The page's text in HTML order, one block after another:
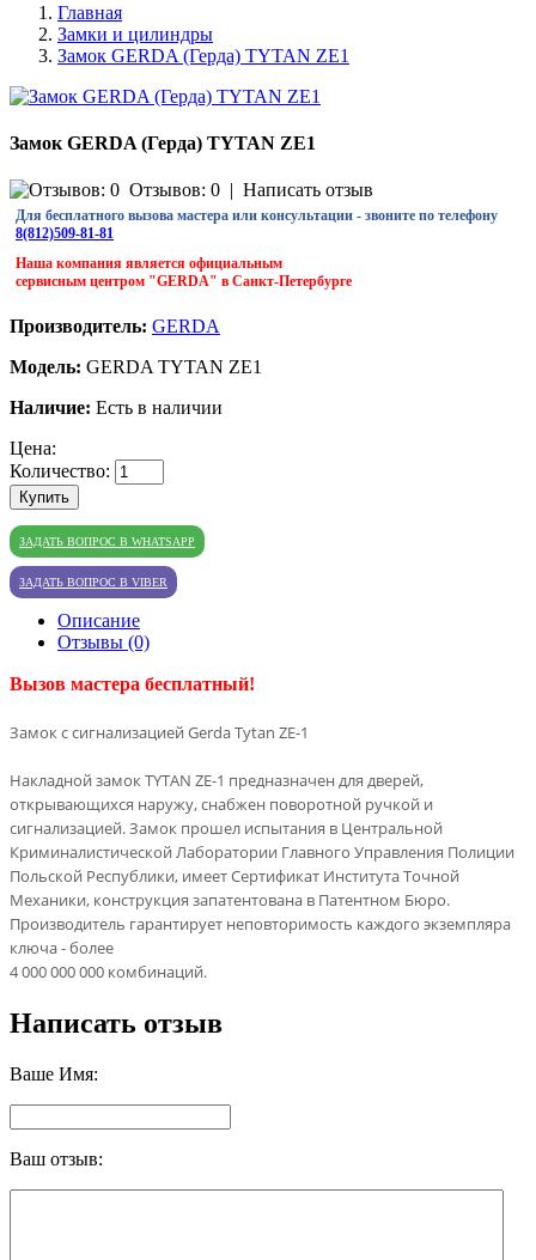
Главная
Замки и цилиндры
Замок GERDA (Герда) TYTAN ZE1
Замок GERDA (Герда) TYTAN ZE1
Отзывов: 0 | Написать отзыв
Для бесплатного вызова мастера или консультации - звоните по телефону
8(812)509-81-81
Наша компания является официальным
сервисным центром "GERDA" в Санкт-Петербурге
Производитель: GERDA
Модель: GERDA TYTAN ZE1
Наличие: Есть в наличии
Цена:
Количество:
Купить
ЗАДАТЬ ВОПРОС В WHATSAPP
ЗАДАТЬ ВОПРОС В VIBER
Описание
Отзывы (0)
Вызов мастера бесплатный!
Замок с сигнализацией Gerda Tytan ZE-1
Накладной замок TYTAN ZE-1 предназначен для дверей,
открывающихся наружу, снабжен поворотной ручкой и
сигнализацией. Замок прошел испытания в Центральной
Криминалистической Лаборатории Главного Управления Полиции
Польской Республики, имеет Сертификат Института Точной
Механики, конструкция запатентована в Патентном Бюро.
Производитель гарантирует неповторимость каждого экземпляра
ключа - более
4 000 000 000 комбинаций.
Написать отзыв
Ваше Имя:
Ваш отзыв: